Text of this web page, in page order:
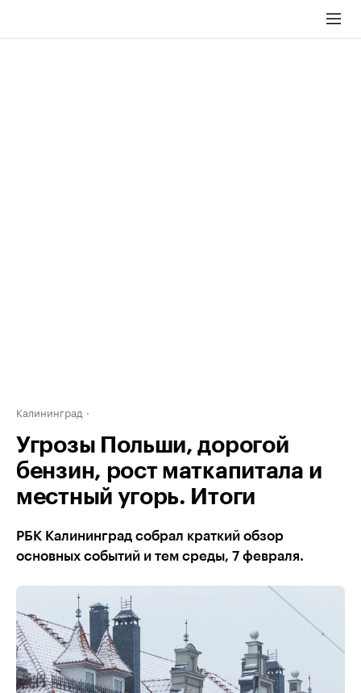
Калининград
Угрозы Польши, дорогой
бензин, рост маткапитала и
местный угорь. Итоги
РБК Калининград собрал краткий обзор
основных событий и тем среды, 7 февраля.